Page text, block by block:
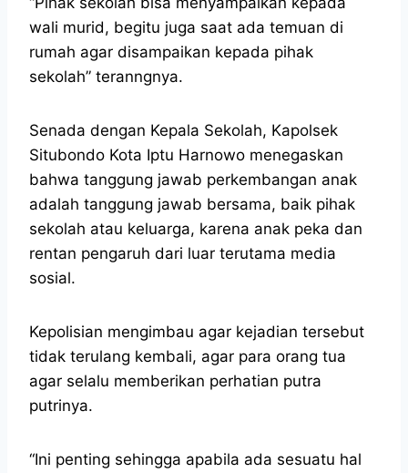
wali murid, begitu juga saat ada temuan di
rumah agar disampaikan kepada pihak
sekolah” teranngnya.
Senada dengan Kepala Sekolah, Kapolsek
Situbondo Kota Iptu Harnowo menegaskan
bahwa tanggung jawab perkembangan anak
adalah tanggung jawab bersama, baik pihak
sekolah atau keluarga, karena anak peka dan
rentan pengaruh dari luar terutama media
sosial.
Kepolisian mengimbau agar kejadian tersebut
tidak terulang kembali, agar para orang tua
agar selalu memberikan perhatian putra
putrinya.
“Ini penting sehingga apabila ada sesuatu hal